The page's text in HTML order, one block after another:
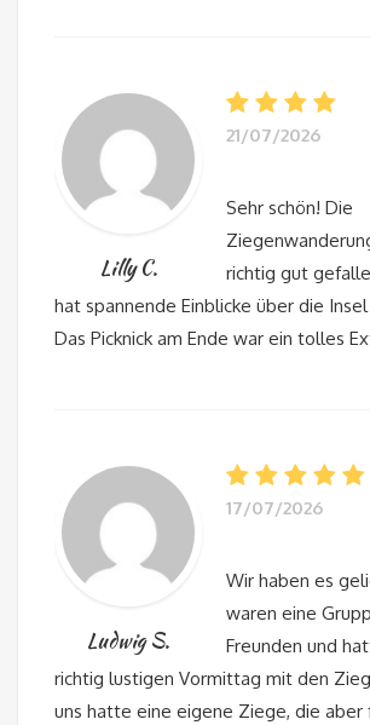
Lilly C.
21/07/2026
Sehr schön! Die
richtig gut
hat spannende Einblicke über die
Das Picknick am Ende war ein tolles
Ludwig S.
17/07/2026
Wir haben es
waren eine
Freunden und
richtig lustigen Vormittag mit den
uns hatte eine eigene Ziege, die aber